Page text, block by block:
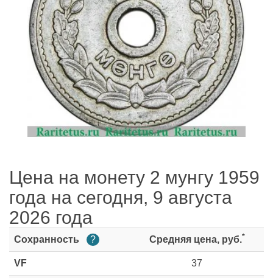
Цена на монету 2 мунгу 1959
года на сегодня, 9 августа
2026 года
Сохранность ? Средняя цена, руб.*
VF 37